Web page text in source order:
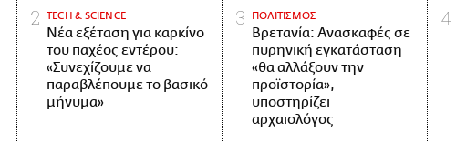
ΤECH & SCIENCE
Νέα εξέταση για καρκίνο
του παχέος εντέρου:
«Συνεχίζουμε να
παραβλέπουμε το βασικό
μήνυμα»
ΠΟΛΙΤΙΣΜΟΣ
Βρετανία: Ανασκαφές σε
πυρηνική εγκατάσταση
«θα αλλάξουν την
προϊστορία»,
υποστηρίζει
αρχαιολόγος